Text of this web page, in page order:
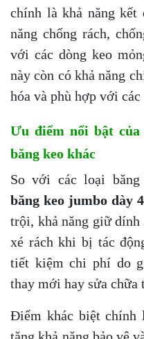
chính là khả năng kết
năng chống rách,
với các dòng keo
này còn có khả năng
hóa và phù hợp với
Ưu điểm nổi bật của
băng keo khác
So với các loại băng
băng keo jumbo dày
trội, khả năng giữ
xé rách khi bị tác
tiết kiệm chi phí do
thay mới hay sửa chữa
Điểm khác biệt chính
tăng khả năng bảo vệ